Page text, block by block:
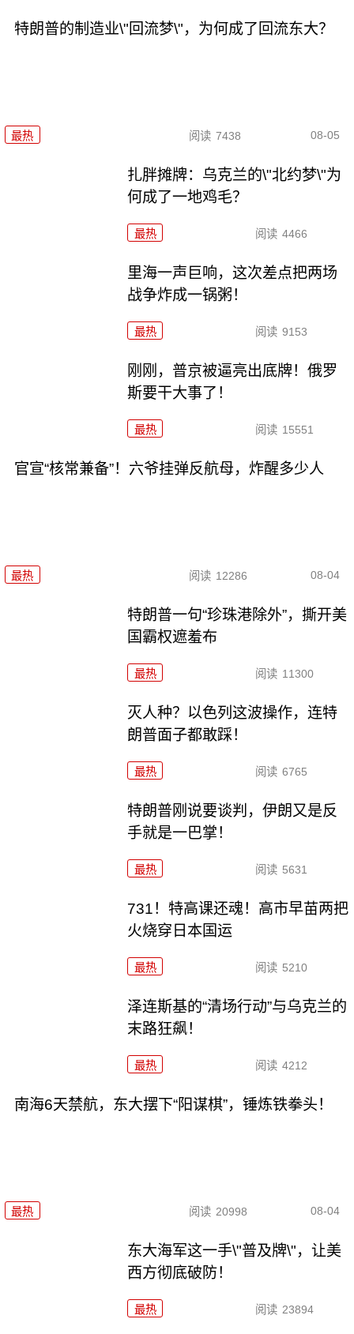
特朗普的制造业\"回流梦\"，为何成了回流东大？
最热 阅读 7438 08-05
扎胖摊牌：乌克兰的\"北约梦\"为
何成了一地鸡毛？
最热 阅读 4466
里海一声巨响，这次差点把两场
战争炸成一锅粥！
最热 阅读 9153
刚刚，普京被逼亮出底牌！俄罗
斯要干大事了！
最热 阅读 15551
官宣“核常兼备”！六爷挂弹反航母，炸醒多少人
最热 阅读 12286 08-04
特朗普一句“珍珠港除外”，撕开美
国霸权遮羞布
最热 阅读 11300
灭人种？以色列这波操作，连特
朗普面子都敢踩！
最热 阅读 6765
特朗普刚说要谈判，伊朗又是反
手就是一巴掌！
最热 阅读 5631
731！特高课还魂！高市早苗两把
火烧穿日本国运
最热 阅读 5210
泽连斯基的“清场行动”与乌克兰的
末路狂飙！
最热 阅读 4212
南海6天禁航，东大摆下“阳谋棋”，锤炼铁拳头！
最热 阅读 20998 08-04
东大海军这一手\"普及牌\"，让美
西方彻底破防！
最热 阅读 23894